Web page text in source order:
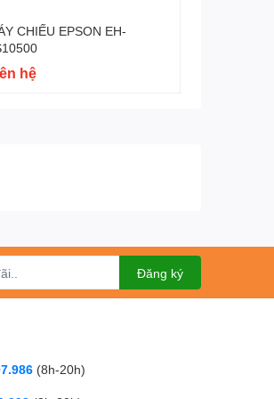
CHIẾU EPSON EH-
hệ
Đăng ký
(8h-20h)